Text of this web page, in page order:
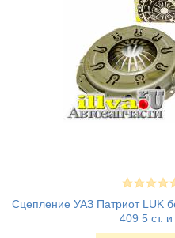
Сцепление УАЗ Патриот LUK
409 5 ст.